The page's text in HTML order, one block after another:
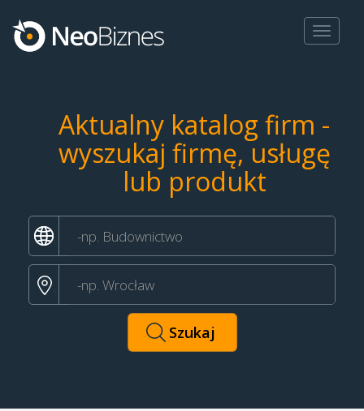
Toggle
Aktualny katalog firm -
wyszukaj firmę, usługę
lub produkt